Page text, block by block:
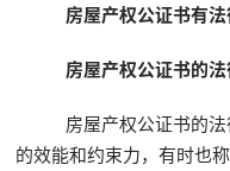
房屋产权公证书有
房屋产权公证书的
房屋产权公证书的法
的效能和约束力，有时也